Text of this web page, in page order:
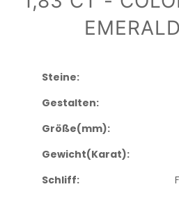
EMERALD
Steine:
Gestalten:
Größe(mm):
Gewicht(Karat):
Schliff: